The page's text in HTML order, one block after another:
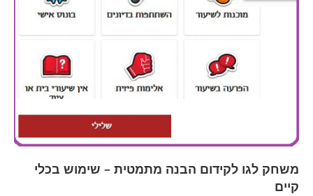
משחק לגו לקידום הבנה מתמטית – שימוש בכלי
קיים